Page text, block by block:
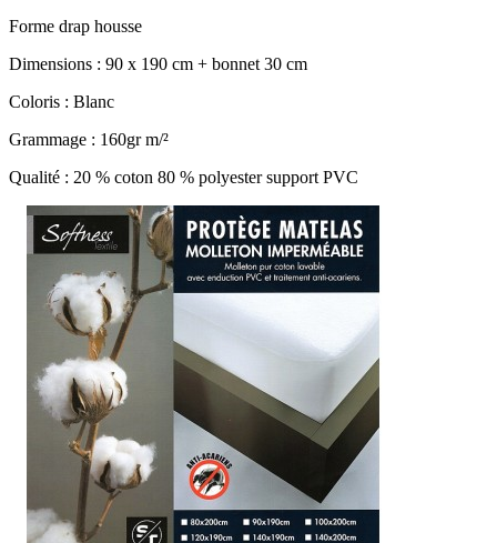
Forme drap housse
Dimensions : 90 x 190 cm + bonnet 30 cm
Coloris : Blanc
Grammage : 160gr m/²
Qualité : 20 % coton 80 % polyester support PVC